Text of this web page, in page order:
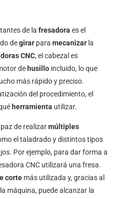
de la fresadora es el
degirar para mecanizar la
CNC, el cabezal es
de husillo incluido, lo que
más rápido y preciso.
del procedimiento, el
herramienta utilizar.
de realizarmúltiples
el taladrado y distintos tipos
Por ejemplo, para dar forma a
CNC utilizará una fresa.
corte más utilizada y, gracias al
máquina, puede alcanzar la